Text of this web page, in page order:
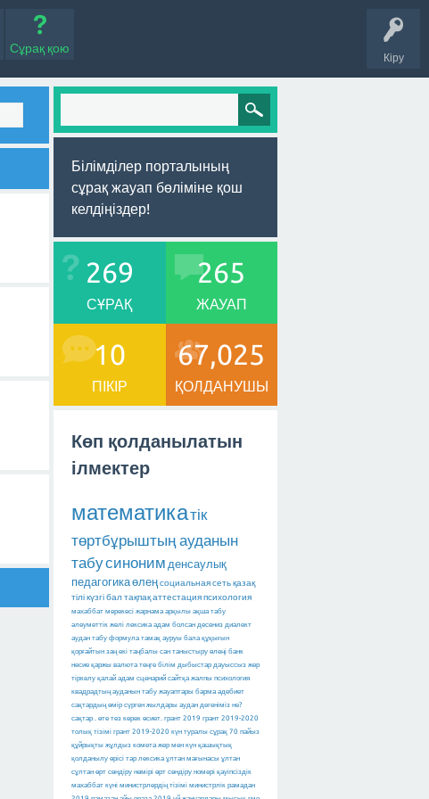
Кіру
Сұрақ қою
Білімділер порталының
сұрақ жауап бөліміне қош
келдіңіздер!
269
СҰРАҚ
265
ЖАУАП
10
ПІКІР
67,025
ҚОЛДАНУШЫ
Көп қолданылатын
ілмектер
математикатік
төртбұрыштың ауданын
табусиноним денсаулық
педагогикаөлеңсоциальная сетьқазақ
тілікүзгі балтақпақаттестацияпсихология
махаббат мерекесі жарнама арқылы ақша табу
әлеуметтік желі лексика адам болсан десениз диалект
аудан табу формула тамақ ауруы бала құқығын
қорғайтын заң екі таңбалы сан таныстыру өлеңі банк
несие қаржы валюта теңге білім дыбыстар дауыссыз жер
тіркелу қалай адам сценарий сайтқа жалпы психология
квадрадтың ауданын табу жауаптары барма әдебиет
сақтардың өмір сүрген жылдары аудан дегеніміз не?
сақтар
өте тез керек өсиет. грант 2019 грант 2019-2020
толық тізімі грант 2019-2020 күн туралы сұрақ 70 пайыз
құйрықты жұлдыз комета жер мен күн қашықтық
қолданылу өрісі тар лексика ұлтан мағынасы ұлтан
сұлтан өрт сөндіру нөмірі өрт сөндіру номері қауіпсіздік
махаббат күні министрлердің тізімі министрлік рамадан